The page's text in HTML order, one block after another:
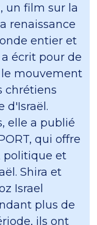
un film sur la
renaissance
entier et
écrit pour de
mouvement
chrétiens
d'Israël.
elle a publié
qui offre
politique et
Shira et
Israel
plus de
ils ont